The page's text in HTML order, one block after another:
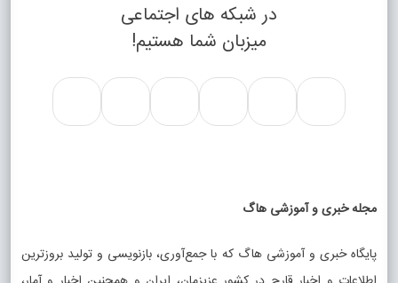
در شبکه های اجتماعی
میزبان شما هستیم!
مجله خبری و آموزشی هاگ
پایگاه خبری و آموزشی هاگ که با جمع‌آوری، بازنویسی و تولید بروزترین